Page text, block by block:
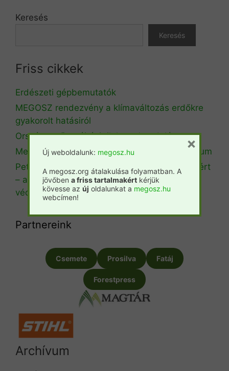
Keresés
Keresés
Friss cikkek
Erdészeti gépbemutatók
MEGOSZ rendezvény a klímaváltozás erdőkre
gyakorolt hatásiról
Országos tűzgyújtási tilalom elrendelése
Megalakult az Erdészeti Klímaadaptációs Fórum
Petíciót indított a Copa-Cogeca a KAP jövőjéért
– a gazdák és az élelmiszer-biztonság
védelmében
Partnereink
Csemete Prosilva Fatáj
Forestpress
Archívum
Új weboldalunk: megosz.hu
A megosz.org átalakulása folyamatban. A
jövőben a friss tartalmakért kérjük
kövesse az új oldalunkat a megosz.hu
webcímen!
×